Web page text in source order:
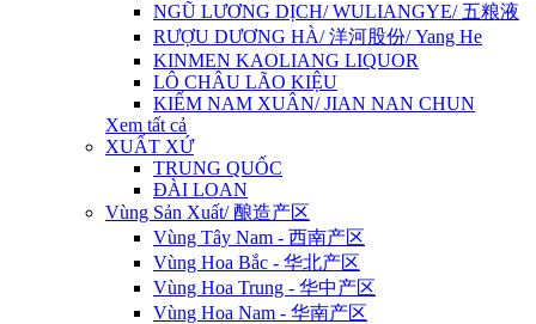
NGŨ LƯƠNG DỊCH/ WULIANGYE/ 五粮液
RƯỢU DƯƠNG HÀ/ 洋河股份/ Yang He
KINMEN KAOLIANG LIQUOR
LÔ CHÂU LÃO KIỆU
KIẾM NAM XUÂN/ JIAN NAN CHUN
Xem tất cả
XUẤT XỨ
TRUNG QUỐC
ĐÀI LOAN
Vùng Sản Xuất/ 酿造产区
Vùng Tây Nam - 西南产区
Vùng Hoa Bắc - 华北产区
Vùng Hoa Trung - 华中产区
Vùng Hoa Nam - 华南产区